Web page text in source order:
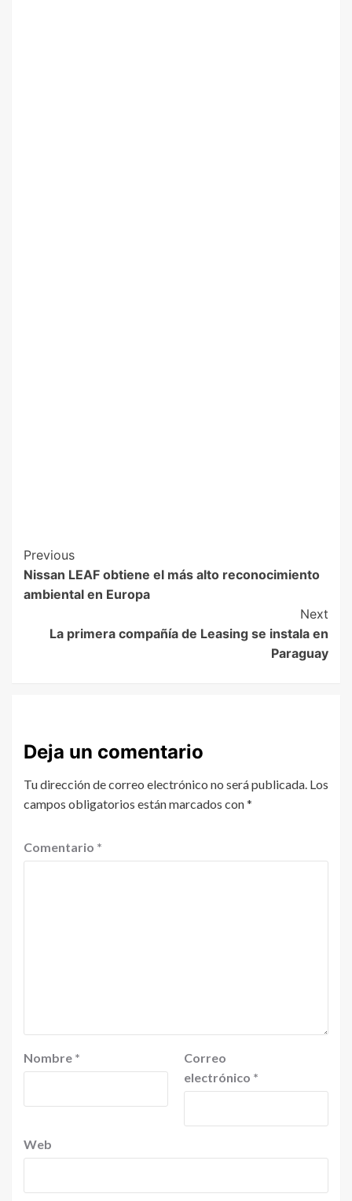
Previous
Nissan LEAF obtiene el más alto reconocimiento
ambiental en Europa
Next
La primera compañía de Leasing se instala en
Paraguay
Deja un comentario
Tu dirección de correo electrónico no será publicada. Los
campos obligatorios están marcados con*
Comentario *
Nombre *
Correo
electrónico *
Web